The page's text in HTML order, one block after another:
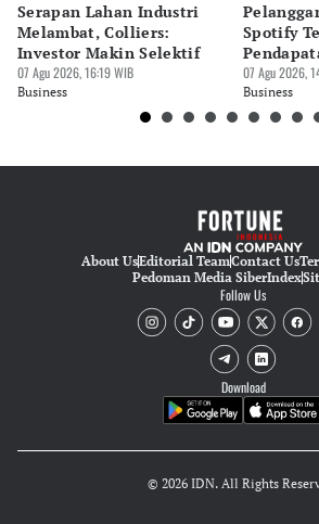
Editor
Suheriadi .
Serapan Lahan Industri
Melambat, Colliers:
Investor Makin Selektif
07 Agu 2026, 16:19 WIB
Business
Spotify
07 Agu 2026,
Business
About UsEditorial TeamContact Us
Pedoman Media SiberIndex
Follow Us
Download
© 2026 IDN. All Rights